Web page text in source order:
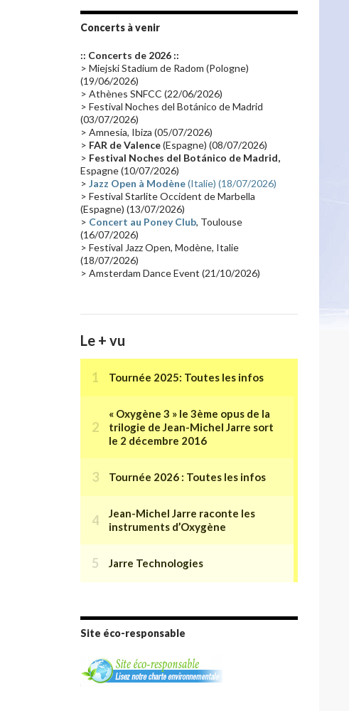
Promo 2019
Emissions 2010 Disques rares
Synthé 70's(20)
Claviériste(19) Groupe de Recherche Musicale
France 2 (18)
Critique(17) Coffret(17) Chronologie(16)
Passages radio(16)
Synthé 80's(16) Les concerts en Chine (16)
Cinéma(16) Houston
Synthé Roland Belgique
Récompense(14) Collaborations 70's(14)
Astronomie(14) France Inter(14)
Concerts à venir
:: Concerts de 2026 ::
> Miejski Stadium de Radom (Pologne)
(19/06/2026)
> Athènes SNFCC (22/06/2026)
> Festival Noches del Botánico de Madrid
(03/07/2026)
> Amnesia, Ibiza (05/07/2026)
> FAR de Valence(Espagne) (08/07/2026)
> Festival Noches del Botánico de Madrid,
Espagne (10/07/2026)
> Jazz Open à Modène(Italie) (18/07/2026)
> Festival Starlite Occident de Marbella
(Espagne) (13/07/2026)
> Concert au Poney Club, Toulouse
(16/07/2026)
> Festival Jazz Open, Modène, Italie
(18/07/2026)
> Amsterdam Dance Event (21/10/2026)
Le + vu
Site éco-responsable